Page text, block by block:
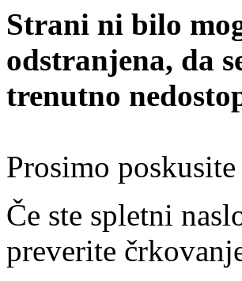
Strani ni bilo
odstranjena, da
trenutno
Prosimo
Če ste spletni
preverite